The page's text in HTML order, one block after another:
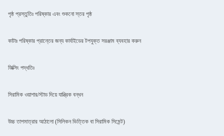
পৃষ্ঠ প্রস্তুতিঃ পরিষ্কার এবং শুকনো স্তর পৃষ্ঠ
কাটাঃ পরিষ্কার প্রান্তের জন্য কার্বাইডের টপযুক্ত সরঞ্জাম ব্যবহার করুন
ফিক্সিং পদ্ধতিঃ
সিরামিক ওয়াশার/স্টাড দিয়ে যান্ত্রিক বন্ধন
উচ্চ তাপমাত্রার আঠালো (সিলিকন ভিত্তিক বা সিরামিক সিমেন্ট)